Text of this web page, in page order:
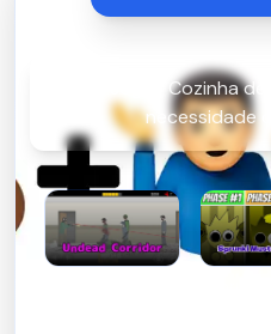
Jogue Cozinha de
necessidade